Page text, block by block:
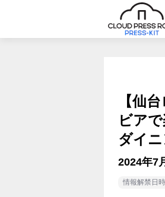
【仙
ビア
ダイ
2024年7
情報解禁日